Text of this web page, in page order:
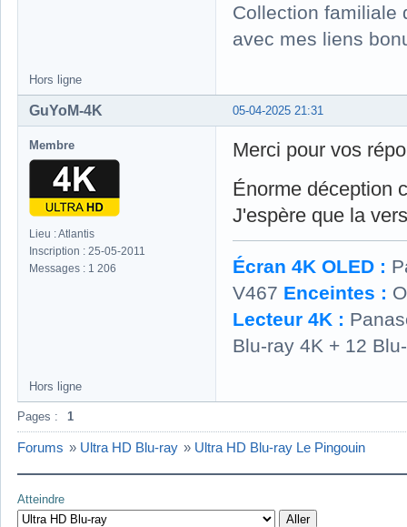
Collection familiale
avec mes liens
Hors ligne
05-04-2025 21:31
GuYoM-4K
Membre
Lieu : Atlantis
Inscription : 25-05-2011
Messages : 1 206
Merci pour vos
Énorme déception
J'espère que la
Écran 4K OLED :
V467 Enceintes :
Lecteur 4K :
Blu-ray 4K + 12
Hors ligne
Pages : 1
Forums » Ultra HD Blu-ray » Ultra HD Blu-ray Le Pingouin
Atteindre